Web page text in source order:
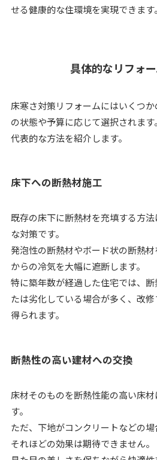
せる健康的な住環境を実現できます。
具体的なリフォ
床寒さ対策リフォームにはいくつ
の状態や予算に応じて選択されます。
代表的な方法を紹介します。
床下への断熱材施工
既存の床下に断熱材を充填する方
な対策です。
発泡性の断熱材やボード状の断熱
からの冷気を大幅に遮断します。
特に築年数が経過した住宅では、
たは劣化している場合が多く、改
得られます。
断熱性の高い建材への交換
床材そのものを断熱性能の高い床
す。
ただ、下地がコンクリートなどの場
それほどの効果は期待できません。